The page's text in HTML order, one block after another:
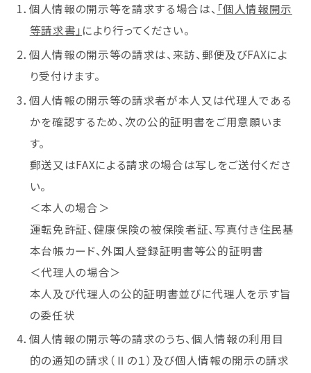
1．個人情報の開示等を請求する場合は、 「個人情報開示
等請求書」 により行ってください。
2．個人情報の開示等の請求は、来訪、郵便及びFAXによ
り受付けます。
3．個人情報の開示等の請求者が本人又は代理人である
かを確認するため、次の公的証明書をご用意願いま
す。
郵送又はFAXによる請求の場合は写しをご送付くださ
い。
＜本人の場合＞
運転免許証、健康保険の被保険者証、写真付き住民基
本台帳カード、外国人登録証明書等公的証明書
＜代理人の場合＞
本人及び代理人の公的証明書並びに代理人を示す旨
の委任状
4．個人情報の開示等の請求のうち、個人情報の利用目
的の通知の請求（Ⅱの１）及び個人情報の開示の請求